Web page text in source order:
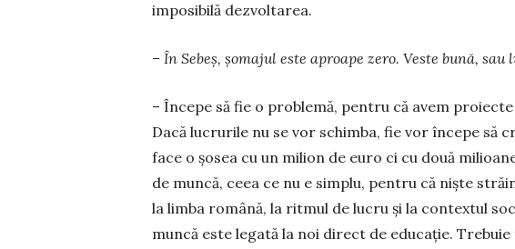
imposibilă dez­vol­tarea.
– În Sebeș, șomajul este aproape zero. Veste bună,
– Începe să fie o problemă, pentru că avem
Dacă lu­crurile nu se vor schimba, fie vor începe să
face o șosea cu un milion de euro ci cu două
de muncă, ceea ce nu e simplu, pentru că niște
la limba română, la ritmul de lucru și la contextul
muncă este legată la noi direct de educație.